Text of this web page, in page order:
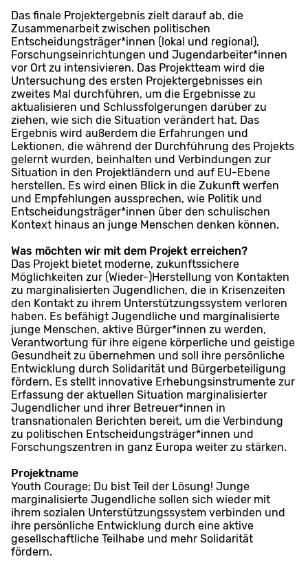
Das finale Projektergebnis zielt darauf ab, die
Zusammenarbeit zwischen politischen
Entscheidungsträger*innen (lokal und regional),
Forschungseinrichtungen und Jugendarbeiter*innen
vor Ort zu intensivieren. Das Projektteam wird die
Untersuchung des ersten Projektergebnisses ein
zweites Mal durchführen, um die Ergebnisse zu
aktualisieren und Schlussfolgerungen darüber zu
ziehen, wie sich die Situation verändert hat. Das
Ergebnis wird außerdem die Erfahrungen und
Lektionen, die während der Durchführung des Projekts
gelernt wurden, beinhalten und Verbindungen zur
Situation in den Projektländern und auf EU-Ebene
herstellen. Es wird einen Blick in die Zukunft werfen
und Empfehlungen aussprechen, wie Politik und
Entscheidungsträger*innen über den schulischen
Kontext hinaus an junge Menschen denken können.
Was möchten wir mit dem Projekt erreichen?
Das Projekt bietet moderne, zukunftssichere
Möglichkeiten zur (Wieder-)Herstellung von Kontakten
zu marginalisierten Jugendlichen, die in Krisenzeiten
den Kontakt zu ihrem Unterstützungssystem verloren
haben. Es befähigt Jugendliche und marginalisierte
junge Menschen, aktive Bürger*innen zu werden,
Verantwortung für ihre eigene körperliche und geistige
Gesundheit zu übernehmen und soll ihre persönliche
Entwicklung durch Solidarität und Bürgerbeteiligung
fördern. Es stellt innovative Erhebungsinstrumente zur
Erfassung der aktuellen Situation marginalisierter
Jugendlicher und ihrer Betreuer*innen in
transnationalen Berichten bereit, um die Verbindung
zu politischen Entscheidungsträger*innen und
Forschungszentren in ganz Europa weiter zu stärken.
Projektname
Youth Courage; Du bist Teil der Lösung! Junge
marginalisierte Jugendliche sollen sich wieder mit
ihrem sozialen Unterstützungssystem verbinden und
ihre persönliche Entwicklung durch eine aktive
gesellschaftliche Teilhabe und mehr Solidarität
fördern.